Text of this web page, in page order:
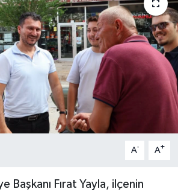
A- A+
Başkanı Fırat Yayla, ilçenin